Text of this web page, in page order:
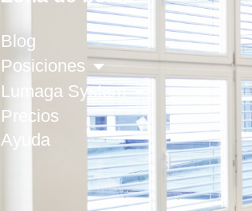
Blog
Posiciones
Lumaga System
Precios
Ayuda